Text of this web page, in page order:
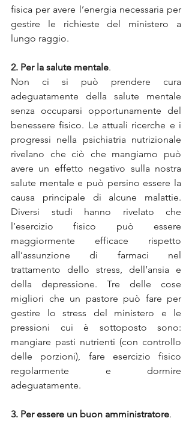
fisica per avere l’energia necessaria per
gestire le richieste del ministero a
lungo raggio.
2. Per la salute mentale.
Non ci si può prendere cura
adeguatamente della salute mentale
senza occuparsi opportunamente del
benessere fisico. Le attuali ricerche e i
progressi nella psichiatria nutrizionale
rivelano che ciò che mangiamo può
avere un effetto negativo sulla nostra
salute mentale e può persino essere la
causa principale di alcune malattie.
Diversi studi hanno rivelato che
l’esercizio fisico può essere
maggiormente efficace rispetto
all’assunzione di farmaci nel
trattamento dello stress, dell’ansia e
della depressione. Tre delle cose
migliori che un pastore può fare per
gestire lo stress del ministero e le
pressioni cui è sottoposto sono:
mangiare pasti nutrienti (con controllo
delle porzioni), fare esercizio fisico
regolarmente e dormire
adeguatamente.
3. Per essere un buon amministratore.